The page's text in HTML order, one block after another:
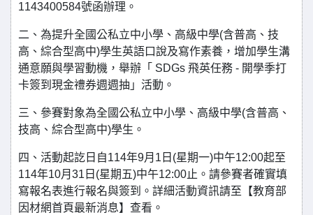
1143400584號函辦理。
二、為提升全國公私立中小學、高級中學(含普高、技
高、綜合型高中)學生英語口說及寫作素養，增加學生溝
通意願與學習動機，舉辦「 SDGs 飛英任務 - 開學季打
卡簽到現金禮券週週抽」活動。
三、參賽對象為全國公私立中小學、高級中學(含普高、
技高、綜合型高中)學生。
四、活動起訖日自114年9月1日(星期一)中午12:00起至
114年10月31日(星期五)中午12:00止。請參賽者確實填
寫報名表進行報名與簽到。詳細活動資訊請至【教育部
因材網首頁最新消息】查看。